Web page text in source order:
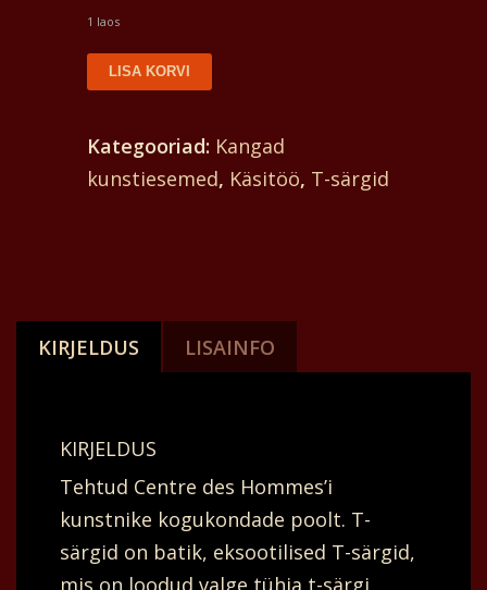
1 laos
batik
lastele
trumm
abstraktne,
x
37
cm.
kogus
LISA KORVI
Kategooriad: Kangad
kunstiesemed, Käsitöö, T-särgid
KIRJELDUS LISAINFO
KIRJELDUS
Tehtud Centre des Hommes’i
kunstnike kogukondade poolt. T-
särgid on batik, eksootilised T-särgid,
mis on loodud valge tühja t-särgi